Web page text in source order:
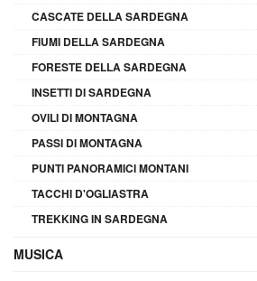
CASCATE DELLA SARDEGNA
FIUMI DELLA SARDEGNA
FORESTE DELLA SARDEGNA
INSETTI DI SARDEGNA
OVILI DI MONTAGNA
PASSI DI MONTAGNA
PUNTI PANORAMICI MONTANI
TACCHI D'OGLIASTRA
TREKKING IN SARDEGNA
MUSICA